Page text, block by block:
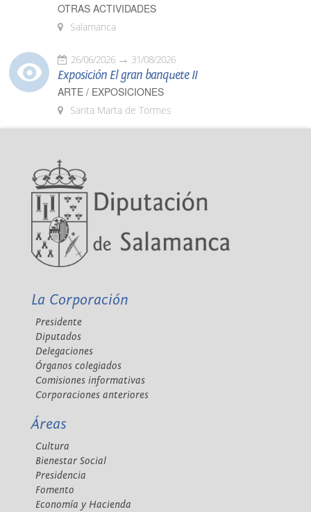
OTRAS ACTIVIDADES
Salamanca
26/06/2026 31/08/2026
Exposición El gran banquete II
ARTE / EXPOSICIONES
Santa Marta de Tormes
La Corporación
Presidente
Diputados
Delegaciones
Órganos colegiados
Comisiones informativas
Corporaciones anteriores
Áreas
Cultura
Bienestar Social
Presidencia
Fomento
Economía y Hacienda